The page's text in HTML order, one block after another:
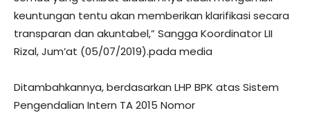
keuntungan tentu akan memberikan klarifikasi secara
transparan dan akuntabel,” Sangga Koordinator LII
Rizal, Jum’at (05/07/2019).pada media
Ditambahkannya, berdasarkan LHP BPK atas Sistem
Pengendalian Intern TA 2015 Nomor